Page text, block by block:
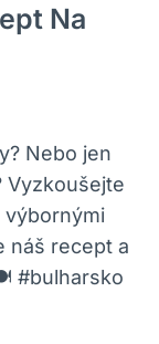
Na
Nebo jen
Vyzkoušejte
výbornými
náš recept a
#bulharsko